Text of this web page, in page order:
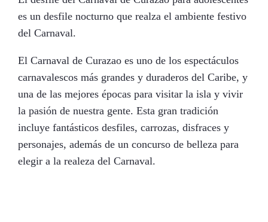
es un desfile nocturno que realza el ambiente festivo
del Carnaval.
El Carnaval de Curazao es uno de los espectáculos
carnavalescos más grandes y duraderos del Caribe, y
una de las mejores épocas para visitar la isla y vivir
la pasión de nuestra gente. Esta gran tradición
incluye fantásticos desfiles, carrozas, disfraces y
personajes, además de un concurso de belleza para
elegir a la realeza del Carnaval.